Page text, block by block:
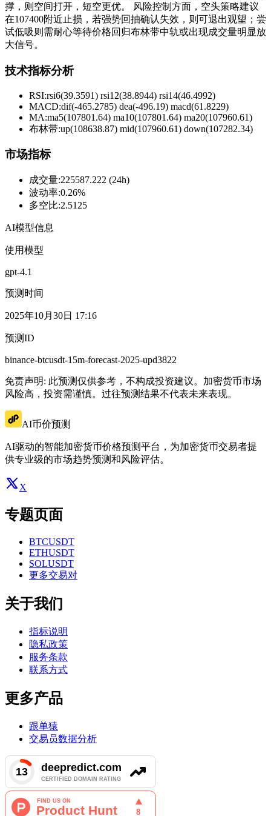
撑，则空间打开，短空更优。 风险控制方面，空头策略建议
在107400附近止损，若强势回抽确认失效，则可退出观望；尝
试低吸则需耐心等待价格回归布林带中轨或出现成交量明显放
大信号。
技术指标分析
RSI:rsi6(39.3591) rsi12(38.8944) rsi14(46.4992)
MACD:dif(-465.2785) dea(-496.19) macd(61.8229)
MA:ma5(107801.64) ma10(107801.64) ma20(107960.61)
布林带:up(108638.87) mid(107960.61) down(107282.34)
市场指标
成交量:225587.222 (24h)
波动率:0.26%
多空比:2.5125
AI模型信息
使用模型
gpt-4.1
预测时间
2025年10月30日 17:16
预测ID
binance-btcusdt-15m-forecast-2025-upd3822
免责声明: 此预测仅供参考，不构成投资建议。加密货币市场
风险高，投资需谨慎。过往预测结果不代表未来表现。
AI币价预测
AI驱动的智能加密货币价格预测平台，为加密货币交易者提
供专业级的市场趋势预测和风险评估。
X
专题页面
BTCUSDT
ETHUSDT
SOLUSDT
更多交易对
关于我们
指标说明
隐私政策
服务条款
联系方式
更多产品
跟单猿
交易员数据分析